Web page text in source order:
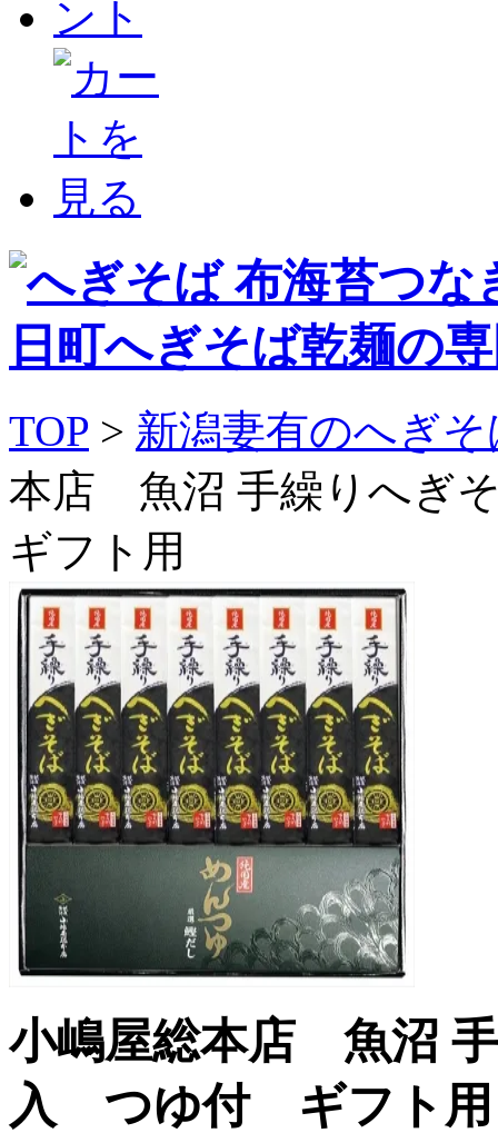
TOP > 新潟妻有のへぎそ
本店 魚沼 手繰りへ
ギフト用
小嶋屋総本店 魚沼
入 つゆ付 ギフト用